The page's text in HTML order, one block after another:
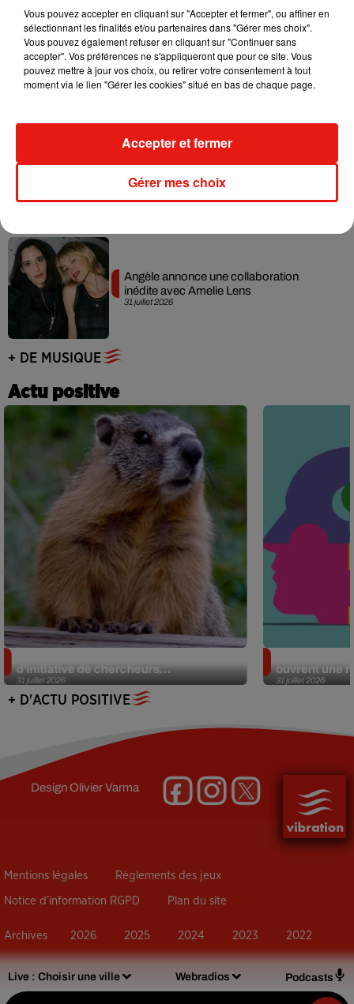
Live : Choisir une ville Webradios Podcasts
31 juillet 2026
Grand Corps Malade emmène Styleto
en road-trip dans son nouveau clip
album « Petals »
31 juillet 2026
Angèle annonce une collaboration
inédite avec Amelie Lens
+ DE MUSIQUE
Actu positive
31 juillet 2026
d’initiative de chercheurs...
31 juillet 2026
ouvrent une
+ D'ACTU POSITIVE
DesignOlivier Varma
Mentions légales Règlements des jeux
Notice d’information RGPD Plan du site
Archives 2026 2025 2024 2023 2022
Vous pouvez accepter en cliquant sur "Accepter et fermer", ou affiner en
sélectionnant les finalités et/ou partenaires dans "Gérer mes choix".
Vous pouvez également refuser en cliquant sur "Continuer sans
accepter". Vos préférences ne s'appliqueront que pour ce site. Vous
pouvez mettre à jour vos choix, ou retirer votre consentement à tout
moment via le lien "Gérer les cookies" situé en bas de chaque page.
Gérer mes choix
Accepter et fermer